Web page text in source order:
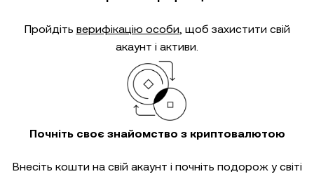
Пройдіть верифікацію особи, щоб захистити свій
акаунт і активи.
Почніть своє знайомство з криптовалютою
Внесіть кошти на свій акаунт і почніть подорож у світі